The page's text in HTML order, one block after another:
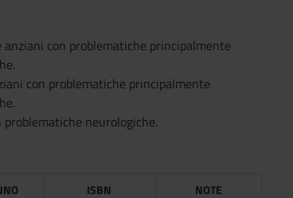
con problematiche principalmente
con problematiche principalmente
neurologiche.
ISBN NOTE